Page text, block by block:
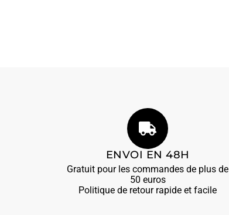
ENVOI EN 48H
Gratuit pour les commandes de plus de
50 euros
Politique de retour rapide et facile